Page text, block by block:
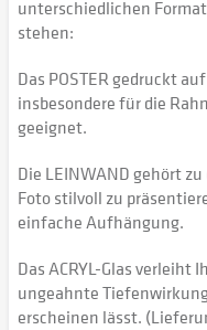
unterschiedlichen
stehen:
Das POSTER gedruckt
insbesondere für die
geeignet.
Die LEINWAND gehört
Foto stilvoll zu
einfache Aufhängung.
Das ACRYL-Glas verleiht
ungeahnte
erscheinen lässt.